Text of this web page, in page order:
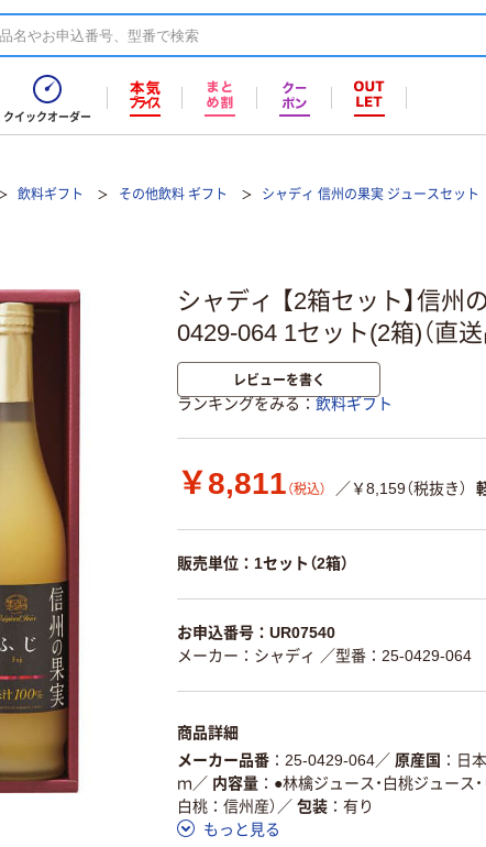
クイックオーダー
飲料ギフト その他飲料 ギフト シャディ 信州の果実 ジュースセット
シャディ 【2箱セット】信
0429-064 1セット(2箱)（直送
レビューを書く
ランキングをみる 飲料ギフト
￥8,811 （税込） ／￥8,159（税抜き）
販売単位：1セット（2箱）
お申込番号：UR07540
メーカー：シャディ
／型番：25-0429-064
商品詳細
メーカー品番 25-0429-064／ 原産国 日本
ｍ ／ 内容量
●林檎ジュース・白桃ジュース
白桃：信州産） ／ 包装
有り
もっと見る